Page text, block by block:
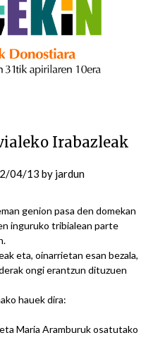
Irabazleak
04/13 by jardun
genion pasa den domekan
inguruko tribialean parte
eta, oinarrietan esan bezala,
ongi erantzun dituzuen
hauek dira:
Maria Aramburuk osatutako